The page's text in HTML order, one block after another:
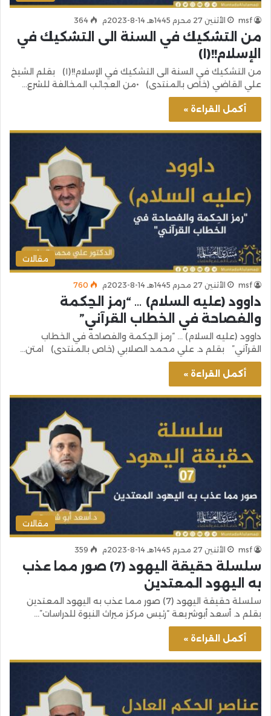
msf الأثنين 27 محرم 1445هـ 14-8-2023م 364
من التشكيك في السنة الى التشكيك في
الإسلام!!(١)
من التشكيك في السنة الى التشكيك في الإسلام!!(١) بقلم الشيخ
علي القاضي (خاص بالمنتدى) •من العجائب المخالفة للشرع…
أكمل القراءة »
مقالات
msf الأثنين 27 محرم 1445هـ 14-8-2023م 760
داوود (عليه السلام) … “رمز الحِكمة
والفصاحة في الخطاب القرآني”
داوود (عليه السلام) … “رمز الحِكمة والفصاحة في الخطاب
القرآني” بقلم د. علي محمد الصلابي (خاص بالمنتدى) امتن…
أكمل القراءة »
مقالات
msf الأثنين 27 محرم 1445هـ 14-8-2023م 359
سلسلة حقيقة اليهود (7) صور مما عذب
به اليهود المعتدين
سلسلة حقيقة اليهود (7) صور مما عذب به اليهود المعتدين
بقلم د. أسعد أبوشريعة “رئيس مركز ميراث النبوة للدراسات”…
أكمل القراءة »